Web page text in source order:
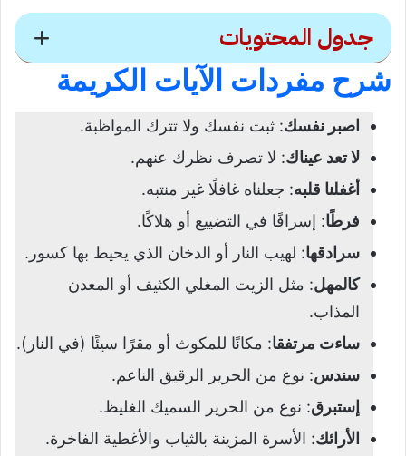
جدول المحتويات
سورة الكهف من الآية 27 إلى
الآية 44
شرح مفردات الآيات الكريمة
استخراج أحكام التجويد من الآيات
تعريف المد
حروف المد
أسباب المد
أقسام المد
مضامين الآيات الكريمة
الدروس المستفادة من الآيات الكريمة
تحميل درس سورة الكهف من الآية 27 إلى
شرح مفردات الآيات الكريمة
اصبر نفسك: ثبت نفسك ولا تترك المواظبة.
لا تعد عيناك: لا تصرف نظرك عنهم.
أغفلنا قلبه: جعلناه غافلًا غير منتبه.
فرطًا: إسرافًا في التضييع أو هلاكًا.
سرادقها: لهيب النار أو الدخان الذي يحيط بها كسور.
كالمهل: مثل الزيت المغلي الكثيف أو المعدن
المذاب.
ساءت مرتفقا: مكانًا للمكوث أو مقرًا سيئًا (في النار).
سندس: نوع من الحرير الرقيق الناعم.
إستبرق: نوع من الحرير السميك الغليظ.
الأرائك: الأسرة المزينة بالثياب والأغطية الفاخرة.